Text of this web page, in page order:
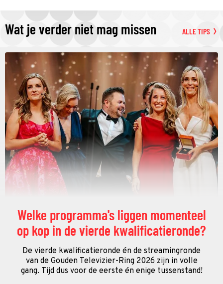
Wat je verder niet mag missen ALLE TIPS
Welke programma's liggen momenteel
op kop in de vierde kwalificatieronde?
De vierde kwalificatieronde én de streamingronde
van de Gouden Televizier-Ring 2026 zijn in volle
gang. Tijd dus voor de eerste én enige tussenstand!